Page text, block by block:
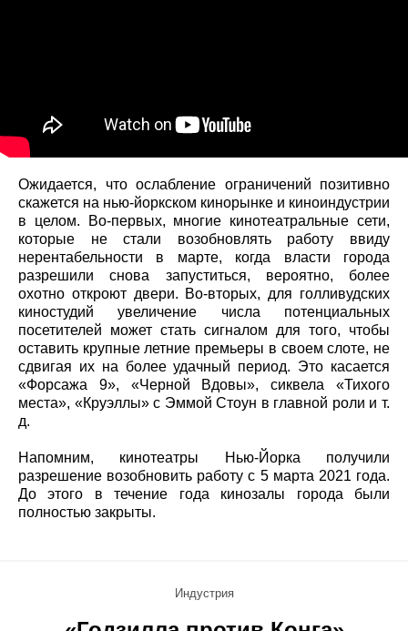
Ожидается, что ослабление ограничений позитивно
скажется на нью-йоркском кинорынке и киноиндустрии
в целом. Во-первых, многие кинотеатральные сети,
которые не стали возобновлять работу ввиду
нерентабельности в марте, когда власти города
разрешили снова запуститься, вероятно, более
охотно откроют двери. Во-вторых, для голливудских
киностудий увеличение числа потенциальных
посетителей может стать сигналом для того, чтобы
оставить крупные летние премьеры в своем слоте, не
сдвигая их на более удачный период. Это касается
«Форсажа 9», «Черной Вдовы», сиквела «Тихого
места», «Круэллы» с Эммой Стоун в главной роли и т.
д.
Напомним, кинотеатры Нью-Йорка получили
разрешение возобновить работу с 5 марта 2021 года.
До этого в течение года кинозалы города были
полностью закрыты.
Индустрия